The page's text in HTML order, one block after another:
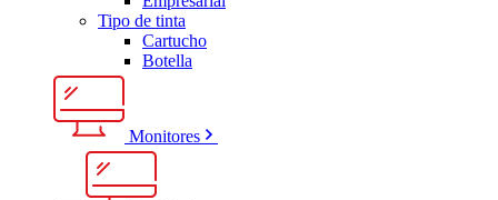
Tipo de tinta
Cartucho
Botella
Monitores